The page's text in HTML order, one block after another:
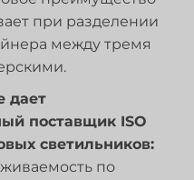
при разделении
между тремя
дает
поставщик ISO
светильников:
по